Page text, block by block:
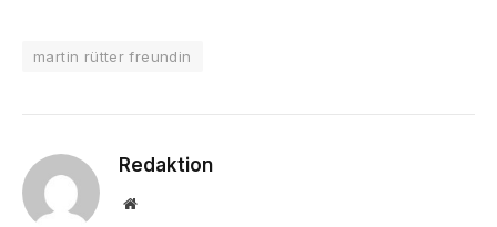
martin rütter freundin
Redaktion
Website